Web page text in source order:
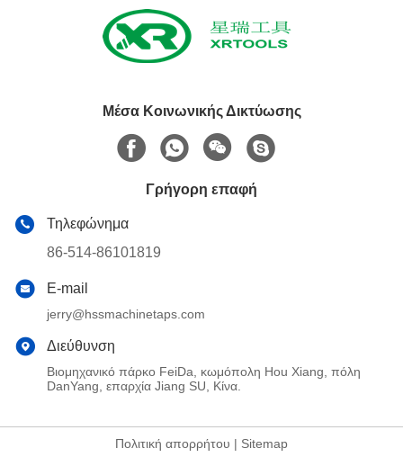
Μέσα Κοινωνικής Δικτύωσης
Γρήγορη επαφή
Τηλεφώνημα
86-514-86101819
E-mail
jerry@hssmachinetaps.com
Διεύθυνση
Βιομηχανικό πάρκο FeiDa, κωμόπολη Hou Xiang, πόλη
DanYang, επαρχία Jiang SU, Κίνα.
Πολιτική απορρήτου | Sitemap